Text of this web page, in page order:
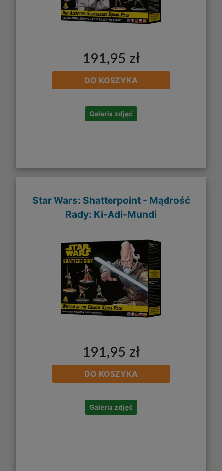
191,95 zł
DO KOSZYKA
Galeria zdjęć
Star Wars: Shatterpoint - Mądrość
Rady: Ki-Adi-Mundi
191,95 zł
DO KOSZYKA
Galeria zdjęć